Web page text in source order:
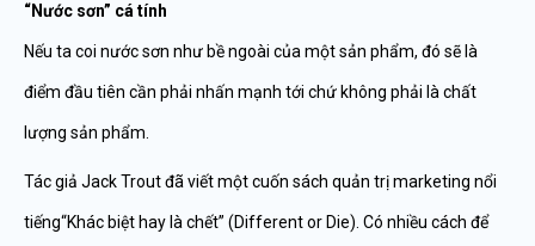
“Nước sơn” cá tính
Nếu ta coi nước sơn như bề ngoài của một sản phẩm, đó sẽ là
điểm đầu tiên cần phải nhấn mạnh tới chứ không phải là chất
lượng sản phẩm.
Tác giả Jack Trout đã viết một cuốn sách quản trị marketing nổi
tiếng“Khác biệt hay là chết” (Different or Die). Có nhiều cách để